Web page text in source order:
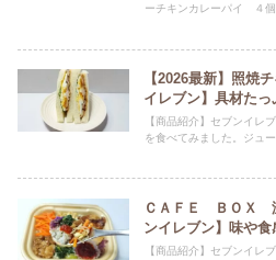
ーチキンカレーパイ ４
【2026最新】照焼
イレブン】具材た
【商品紹介】セブンイレ
を食べてみました。ジュ
ＣＡＦＥ ＢＯＸ
ンイレブン】味や
【商品紹介】セブンイ